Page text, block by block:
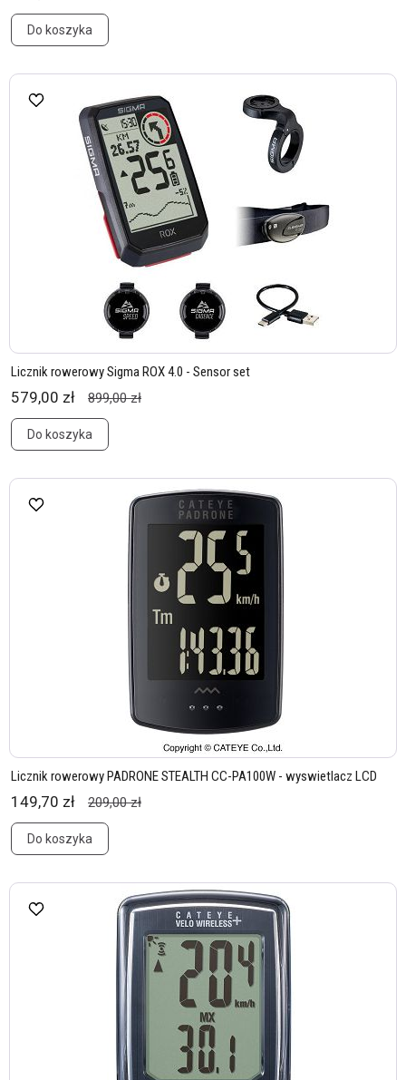
Do koszyka
Licznik rowerowy Sigma ROX 4.0 - Sensor set
579,00 zł 899,00 zł
Do koszyka
Licznik rowerowy PADRONE STEALTH CC-PA100W - wyswietlacz LCD
149,70 zł 209,00 zł
Do koszyka